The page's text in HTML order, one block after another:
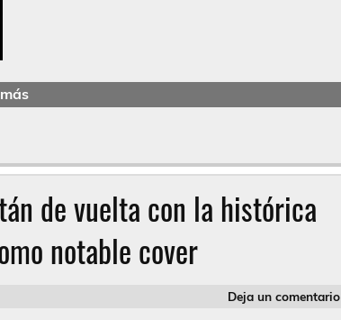
de vuelta con la histórica
notable cover
Deja un comentario